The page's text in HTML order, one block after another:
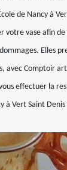
de Nancy à
votre vase afin
Elles
avec Comptoir
effectuer la
à Vert Saint Denis